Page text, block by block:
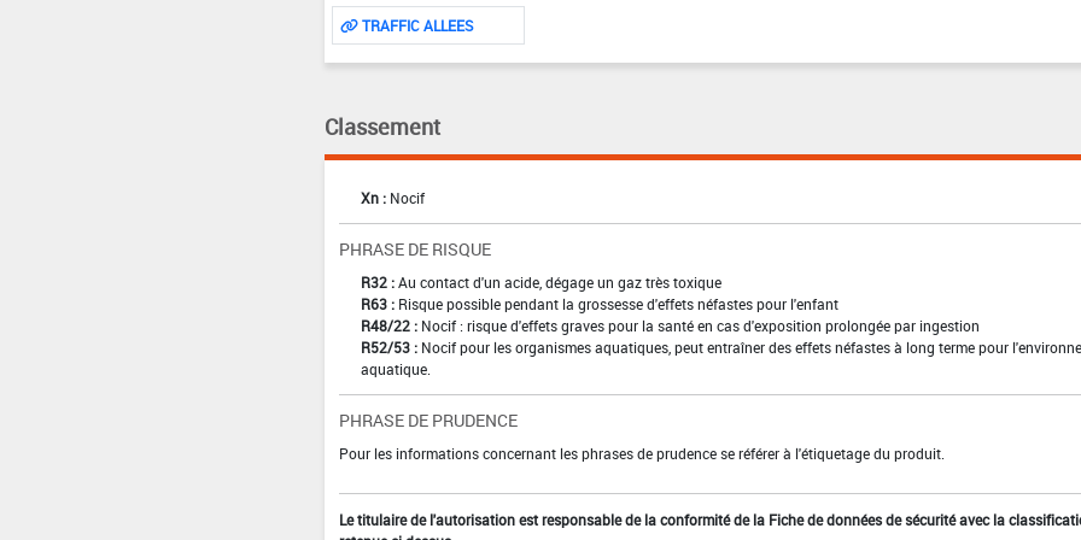
TRAFFIC ALLEES
Classement
Xn : Nocif
PHRASE DE RISQUE
R32 : Au contact d'un acide, dégage un gaz très toxique
R63 : Risque possible pendant la grossesse d'effets néfastes pour l'enfant
R48/22 : Nocif : risque d'effets graves pour la santé en cas d'exposition prolongée par ingestion
R52/53 : Nocif pour les organismes aquatiques, peut entraîner des effets néfastes à long terme pour
aquatique.
PHRASE DE PRUDENCE
Pour les informations concernant les phrases de prudence se référer à l'étiquetage du produit.
Le titulaire de l'autorisation est responsable de la conformité de la Fiche de données de sécurité avec la